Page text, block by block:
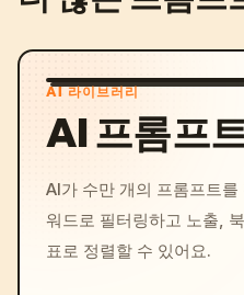
AI 라이브러리
AI 프롬프
AI가 수만 개의 프롬프트를
워드로 필터링하고 노출,
표로 정렬할 수 있어요.